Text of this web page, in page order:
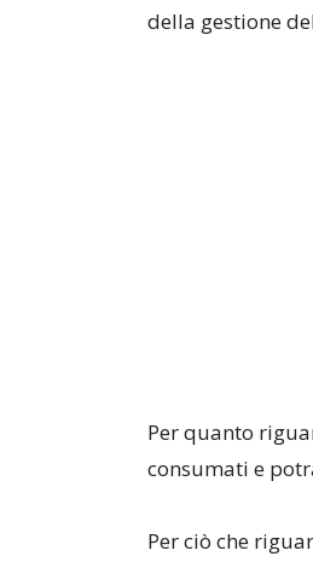
della gestione
Per quanto
consumati e
Per ciò che